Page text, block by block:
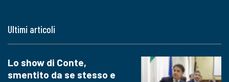
Ultimi articoli
Lo show di Conte,
smentito da se stesso e